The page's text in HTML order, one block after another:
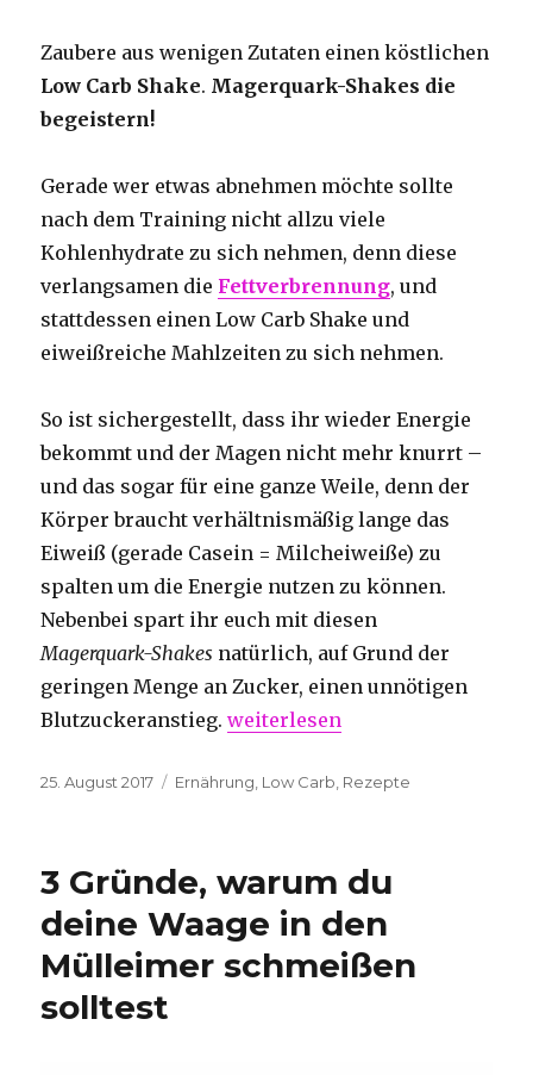
Zaubere aus wenigen Zutaten einen köstlichen
Low Carb Shake. Magerquark-Shakes die
begeistern!
Gerade wer etwas abnehmen möchte sollte
nach dem Training nicht allzu viele
Kohlenhydrate zu sich nehmen, denn diese
verlangsamen die Fettverbrennung, und
stattdessen einen Low Carb Shake und
eiweißreiche Mahlzeiten zu sich nehmen.
So ist sichergestellt, dass ihr wieder Energie
bekommt und der Magen nicht mehr knurrt –
und das sogar für eine ganze Weile, denn der
Körper braucht verhältnismäßig lange das
Eiweiß (gerade Casein = Milcheiweiße) zu
spalten um die Energie nutzen zu können.
Nebenbei spart ihr euch mit diesen
Magerquark-Shakes natürlich, auf Grund der
geringen Menge an Zucker, einen unnötigen
Blutzuckeranstieg.„4 Low Carb Magerquark-
weiterlesen
Veröffentlicht
25. August 2017 Kategorien
Ernährung Low Carb Rezepte
3 Gründe, warum du
deine Waage in den
Mülleimer schmeißen
solltest